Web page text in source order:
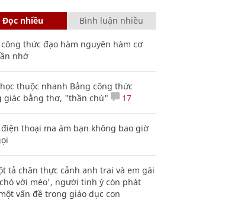
Đọc nhiều Bình luận nhiều
thức đạo hàm nguyên hàm cơ
nhớ
thuộc nhanh Bảng công thức
giác bằng thơ, "thần chú"
17
điện thoại ma ám bạn không bao giờ
tả chân thực cảnh anh trai và em gái
với mèo', người tinh ý còn phát
vấn đề trong giáo dục con